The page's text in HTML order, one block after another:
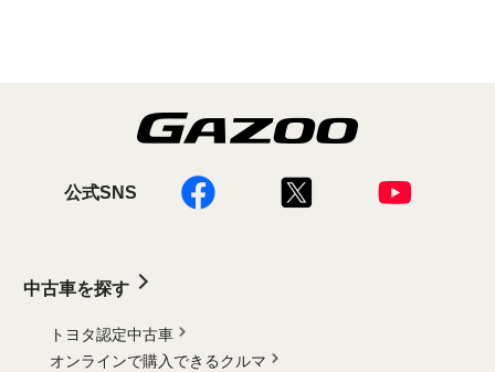
公式SNS
中古車を探す
トヨタ認定中古車
オンラインで購入できるクルマ